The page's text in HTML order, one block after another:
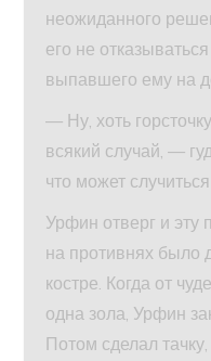
неожиданного
его не
выпавшего ему на
— Ну, хоть
всякий случай, —
что может
Урфин отверг и эту
на противнях было
костре. Когда от
одна зола, Урфин
Потом сделал